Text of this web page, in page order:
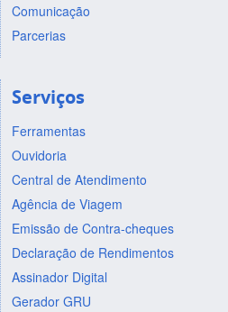
Comunicação
Parcerias
Serviços
Ferramentas
Ouvidoria
Central de Atendimento
Agência de Viagem
Emissão de Contra-cheques
Declaração de Rendimentos
Assinador Digital
Gerador GRU